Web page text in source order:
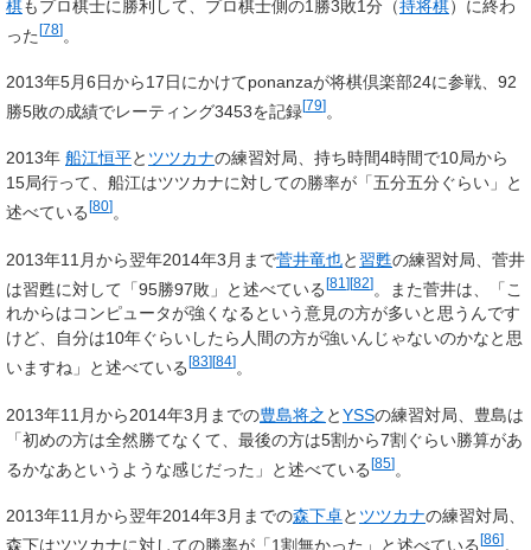
棋もプロ棋士に勝利して、プロ棋士側の1勝3敗1分（持将棋）に終わ
った[78]。
2013年5月6日から17日にかけてponanzaが将棋倶楽部24に参戦、92
勝5敗の成績でレーティング3453を記録[79] 。
2013年 船江恒平と ツツカナの練習対局、持ち時間4時間で10局から
15局行って、船江はツツカナに対しての勝率が「五分五分ぐらい」と
述べている [80] 。
2013年11月から翌年2014年3月まで菅井竜也と習甦の練習対局、菅井
は習甦に対して「95勝97敗」と述べている[81 ][82]。また菅井は、「こ
れからはコンピュータが強くなるという意見の方が多いと思うんです
けど、自分は10年ぐらいしたら人間の方が強いんじゃないのかなと思
いますね」と述べている [83][84] 。
2013年11月から2014年3月までの豊島将之 とYSSの練習対局、豊島は
「初めの方は全然勝てなくて、最後の方は5割から7割ぐらい勝算があ
るかなあというような感じだった」と述べている[85]。
2013年11月から翌年2014年3月までの森下卓と ツツカナの練習対局、
森下はツツカナに対しての勝率が「1割無かった」と述べている[86]。